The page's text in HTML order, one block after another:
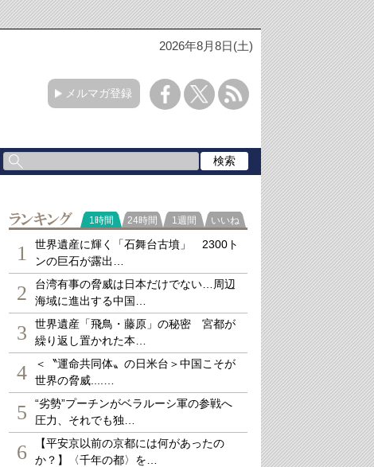
2026年8月8日(土)
メルマガ登録
ランキング
1時間 24時間 1週間 いいね
1
世界遺産に輝く「石舞台古墳」 2300ト
ンの巨石が露出…
2
台湾有事の脅威は日本だけでない…周辺
海域に進出する中国…
3
世界遺産「飛鳥・藤原」の秘密 宮都が
繰り返し置かれた本…
4
＜〝運命共同体〟の日米台＞中国こそが
世界の脅威....…
5
“劣勢”プーチンがベラルーシ軍の参戦へ
圧力、それでも独…
6
【平安京以前の京都には何があったの
か？】〈千年の都〉を…